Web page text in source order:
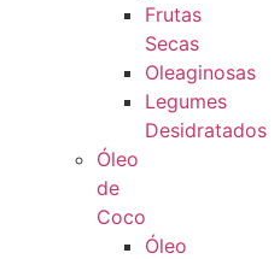
Frutas
Secas
Oleaginosas
Legumes
Desidratados
Óleo
de
Coco
Óleo